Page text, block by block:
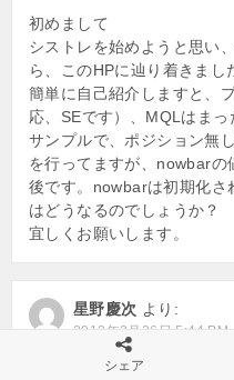
ョ
ン
初めまして
シストレを始めようと思い
ら、このHPに辿り着きまし
簡単に自己紹介しますと、
応、SEです）、MQLはまっ
サンプルで、ポジション無
を行ってますが、nowbar
後です。nowbarは初期化さ
はどうなるのでしょうか？
宜しくお願いします。
星野慶次 より:
2013年3月26日 5:44 PM
こんにちわ^^シェア